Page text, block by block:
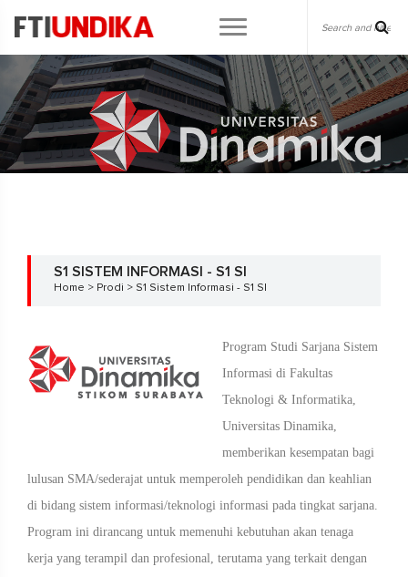
S1 SISTEM INFORMASI - S1 SI
Home > Prodi > S1 Sistem Informasi - S1 SI
Program Studi Sarjana Sistem
Informasi di Fakultas
Teknologi & Informatika,
Universitas Dinamika,
memberikan kesempatan bagi
lulusan SMA/sederajat untuk memperoleh pendidikan dan keahlian
di bidang sistem informasi/teknologi informasi pada tingkat sarjana.
Program ini dirancang untuk memenuhi kebutuhan akan tenaga
kerja yang terampil dan profesional, terutama yang terkait dengan